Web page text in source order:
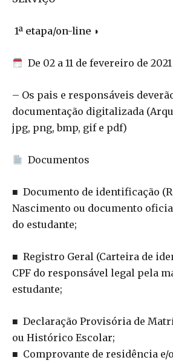
1ª etapa/on-line ◗
De 02 a 11 de fevereiro de 2021
– Os pais e responsáveis
documentação digitalizada
jpg, png, bmp, gif e pdf)
Documentos
■ Documento de identificação
Nascimento ou documento
do estudante;
■ Registro Geral (Carteira de
CPF do responsável legal pela
estudante;
■ Declaração Provisória de
ou Histórico Escolar;
■ Comprovante de residência e/